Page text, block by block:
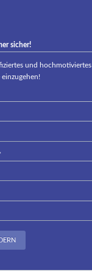
sicher!
und